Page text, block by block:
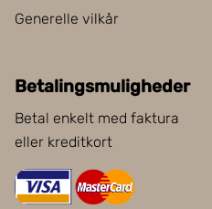
Generelle vilkår
Betalingsmuligheder
Betal enkelt med faktura
eller kreditkort